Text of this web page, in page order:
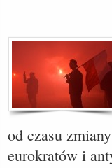
od czasu
eurokratów i